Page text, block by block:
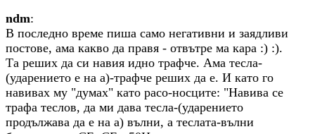
ndm:
В последно време пиша само негативни и заядливи
постове, ама какво да правя - отвътре ма кара :) :).
Та реших да си навия идно трафче. Ама тесла-
(ударението е на а)-трафче реших да е. И като го
навивах му "думах" като расо-носците: "Навива се
трафа теслов, да ми дава тесла-(ударението
продължава да е на а) вълни, а теслата-вълни